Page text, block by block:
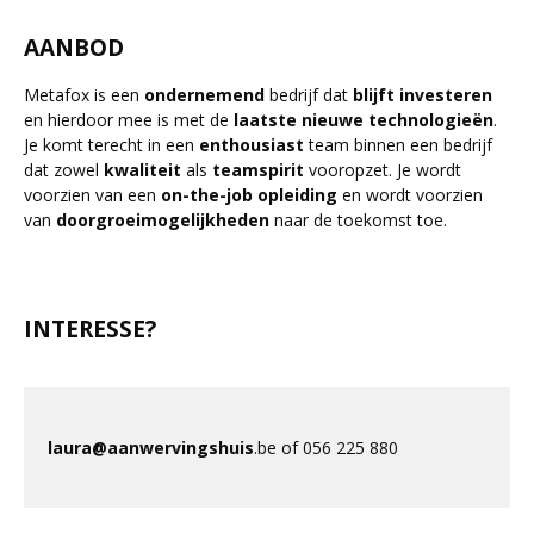
AANBOD
Metafox is een ondernemend bedrijf dat blijft investeren
en hierdoor mee is met de laatste nieuwe technologieën.
Je komt terecht in een enthousiast team binnen een bedrijf
dat zowel kwaliteit als teamspirit vooropzet. Je wordt
voorzien van een on-the-job opleiding en wordt voorzien
van doorgroeimogelijkheden naar de toekomst toe.
INTERESSE?
laura@aanwervingshuis.be of 056 225 880